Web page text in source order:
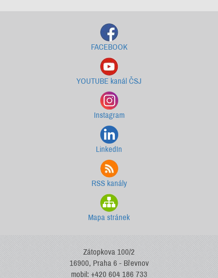
FACEBOOK
YOUTUBE kanál ČSJ
Instagram
LinkedIn
RSS kanály
Mapa stránek
Zátopkova 100/2
16900, Praha 6 - Břevnov
mobil: +420 604 186 733